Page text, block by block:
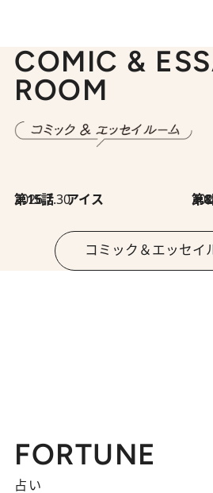
COMIC &
ROOM
2026.7.30
第15話 アイス 第8回
コミック＆エッセイ
FORTUNE
占い